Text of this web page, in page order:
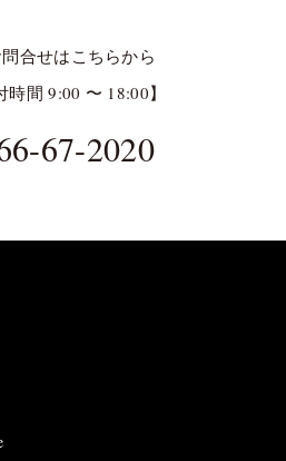
合せはこちらから
時間 9:00 〜 18:00】
67-2020